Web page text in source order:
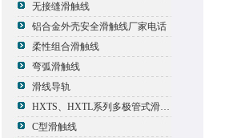
无接缝滑触线
铝合金外壳安全滑触线厂家电话
柔性组合滑触线
弯弧滑触线
滑线导轨
HXTS、HXTL系列多极管式滑触线报价
C型滑触线